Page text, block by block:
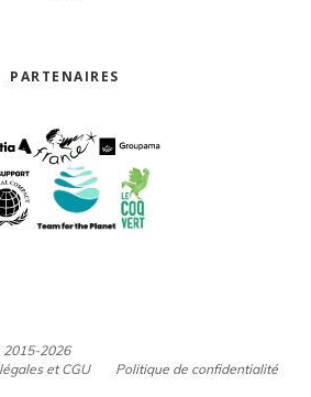
PARTENAIRES
2015-2026
et CGU
Politique de confidentialité